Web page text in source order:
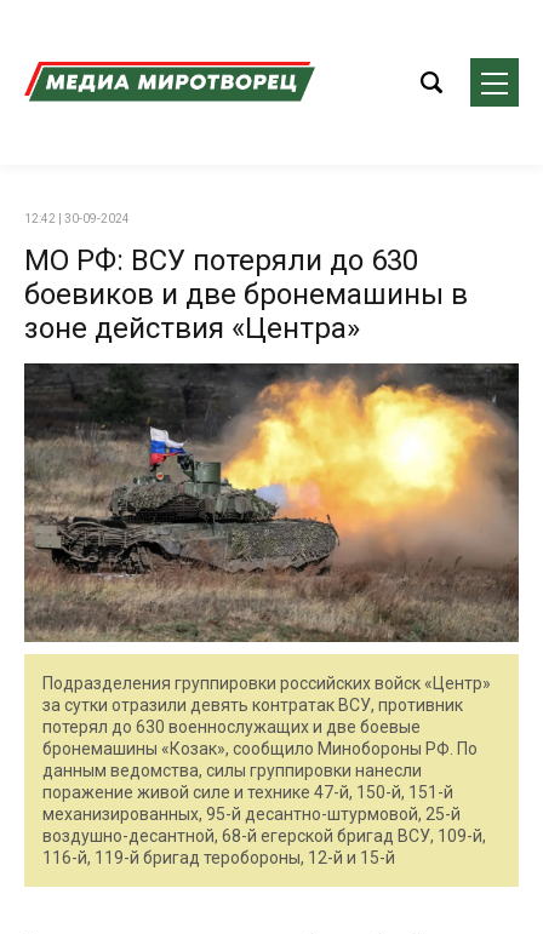
12:42 | 30-09-2024
МО РФ: ВСУ потеряли до 630
боевиков и две бронемашины в
зоне действия «Центра»
Подразделения группировки российских войск «Центр»
за сутки отразили девять контратак ВСУ, противник
потерял до 630 военнослужащих и две боевые
бронемашины «Козак», сообщило Минобороны РФ. По
данным ведомства, силы группировки нанесли
поражение живой силе и технике 47-й, 150-й, 151-й
механизированных, 95-й десантно-штурмовой, 25-й
воздушно-десантной, 68-й егерской бригад ВСУ, 109-й,
116-й, 119-й бригад теробороны, 12-й и 15-й